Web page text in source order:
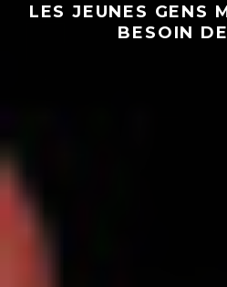
LES JEUNES GENS
BESOIN